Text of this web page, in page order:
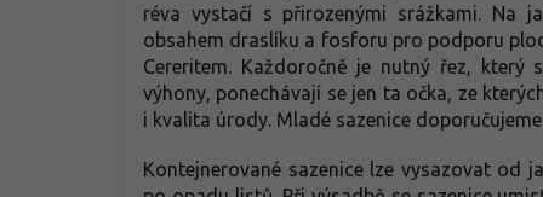
réva vystačí s přirozenými srážkami. Na
obsahem draslíku a fosforu pro podporu
Cereritem. Každoročně je nutný řez,
výhony, ponechávají se jen ta očka, ze
i kvalita úrody. Mladé sazenice
Kontejnerované sazenice lze vysazovat od